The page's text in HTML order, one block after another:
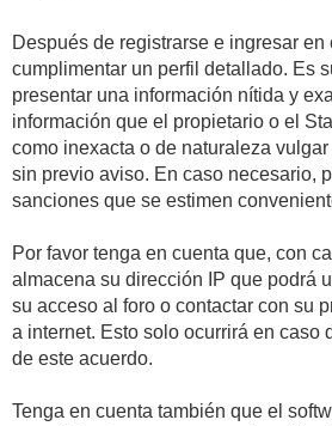
Después de registrarse e ingresar en
cumplimentar un perfil detallado. Es
presentar una información nítida y
información que el propietario o el
como inexacta o de naturaleza
sin previo aviso. En caso necesario,
sanciones que se estimen
Por favor tenga en cuenta que, con
almacena su dirección IP que podrá
su acceso al foro o contactar con su
a internet. Esto solo ocurrirá en caso
de este acuerdo.
Tenga en cuenta también que el